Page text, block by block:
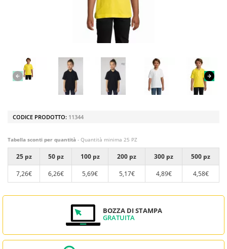
CODICE PRODOTTO: 11344
Tabella sconti per quantità - Quantità minima 25 PZ
25 pz 50 pz 100 pz 200 pz 300 pz
500 pz
7,26€
6,26€ 5,69€ 5,17€ 4,89€ 4,58€
BOZZA DI STAMPA
GRATUITA